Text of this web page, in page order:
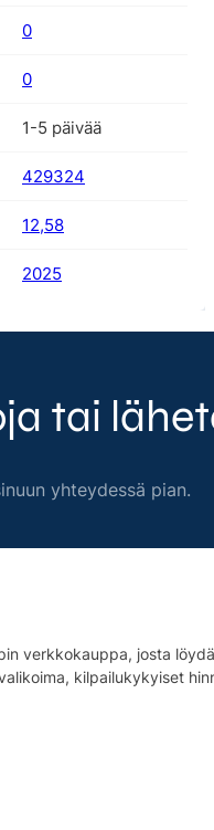
0
0
1-5 päivää
429324
12,58
2025
tai
yhteydessä pian.
verkkokauppa, josta
kilpailukykyiset